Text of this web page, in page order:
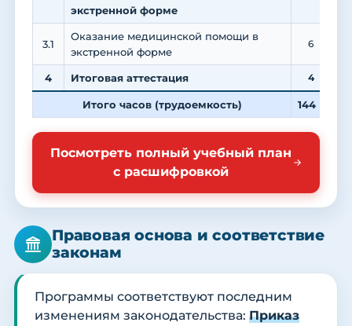
экстренной форме
3.1
Оказание медицинской помощи в
экстренной форме
6
4 Итоговая аттестация 4
Итого часов (трудоемкость) 144
Посмотреть полный учебный план
с расшифровкой
Правовая основа и соответствие
законам
Программы соответствуют последним
изменениям законодательства: Приказ